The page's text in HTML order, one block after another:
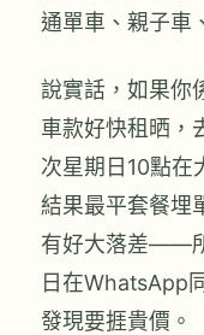
通單車、親子車
說實話，如果你
車款好快租晒，
次星期日10點在
結果最平套餐埋
有好大落差——
日在WhatsApp
發現要捱貴價。